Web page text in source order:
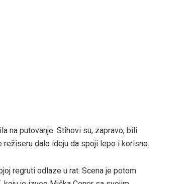
na putovanje. Stihovi su, zapravo, bili
dalo ideju da spoji lepo i korisno.
regruti odlaze u rat. Scena je potom